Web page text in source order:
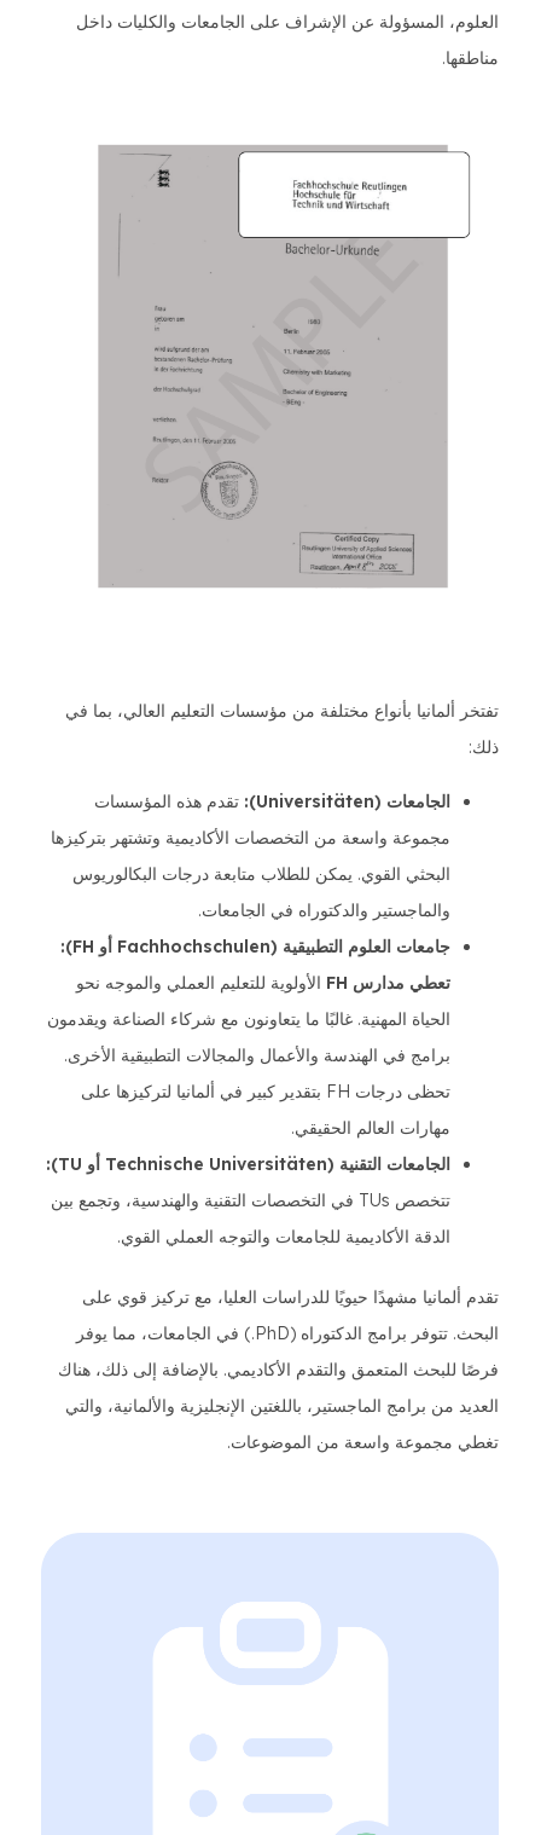
العلوم، المسؤولة عن الإشراف على الجامعات والكليات داخل
مناطقها.
تفتخر ألمانيا بأنواع مختلفة من مؤسسات التعليم العالي، بما في
ذلك:
الجامعات (Universitäten):
تقدم هذه المؤسسات
مجموعة واسعة من التخصصات الأكاديمية وتشتهر بتركيزها
البحثي القوي. يمكن للطلاب متابعة درجات البكالوريوس
والماجستير والدكتوراه في الجامعات.
جامعات العلوم التطبيقية (Fachhochschulen أو FH):
تعطي مدارس FH
الأولوية للتعليم العملي والموجه نحو
الحياة المهنية. غالبًا ما يتعاونون مع شركاء الصناعة ويقدمون
برامج في الهندسة والأعمال والمجالات التطبيقية الأخرى.
تحظى درجات FH بتقدير كبير في ألمانيا لتركيزها على
مهارات العالم الحقيقي.
الجامعات التقنية (Technische Universitäten أو TU):
تتخصص TUs في التخصصات التقنية والهندسية، وتجمع بين
الدقة الأكاديمية للجامعات والتوجه العملي القوي.
تقدم ألمانيا مشهدًا حيويًا للدراسات العليا، مع تركيز قوي على
البحث. تتوفر برامج الدكتوراه (PhD.) في الجامعات، مما يوفر
فرصًا للبحث المتعمق والتقدم الأكاديمي. بالإضافة إلى ذلك، هناك
العديد من برامج الماجستير، باللغتين الإنجليزية والألمانية، والتي
تغطي مجموعة واسعة من الموضوعات.